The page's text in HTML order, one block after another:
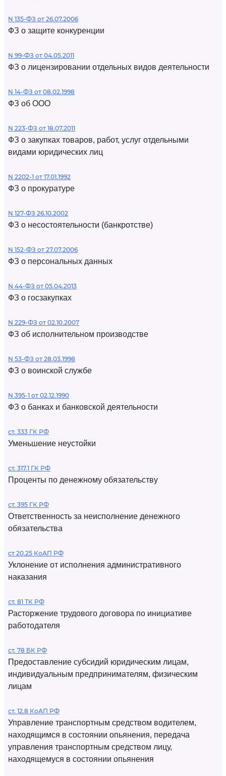
N 135-ФЗ от 26.07.2006
ФЗ о защите конкуренции
N 99-ФЗ от 04.05.2011
ФЗ о лицензировании отдельных видов деятельности
N 14-ФЗ от 08.02.1998
ФЗ об ООО
N 223-ФЗ от 18.07.2011
ФЗ о закупках товаров, работ, услуг отдельными
видами юридических лиц
N 2202-1 от 17.01.1992
ФЗ о прокуратуре
N 127-ФЗ 26.10.2002
ФЗ о несостоятельности (банкротстве)
N 152-ФЗ от 27.07.2006
ФЗ о персональных данных
N 44-ФЗ от 05.04.2013
ФЗ о госзакупках
N 229-ФЗ от 02.10.2007
ФЗ об исполнительном производстве
N 53-ФЗ от 28.03.1998
ФЗ о воинской службе
N 395-1 от 02.12.1990
ФЗ о банках и банковской деятельности
ст. 333 ГК РФ
Уменьшение неустойки
ст. 317.1 ГК РФ
Проценты по денежному обязательству
ст. 395 ГК РФ
Ответственность за неисполнение денежного
обязательства
ст 20.25 КоАП РФ
Уклонение от исполнения административного
наказания
ст. 81 ТК РФ
Расторжение трудового договора по инициативе
работодателя
ст. 78 БК РФ
Предоставление субсидий юридическим лицам,
индивидуальным предпринимателям, физическим
лицам
ст. 12.8 КоАП РФ
Управление транспортным средством водителем,
находящимся в состоянии опьянения, передача
управления транспортным средством лицу,
находящемуся в состоянии опьянения